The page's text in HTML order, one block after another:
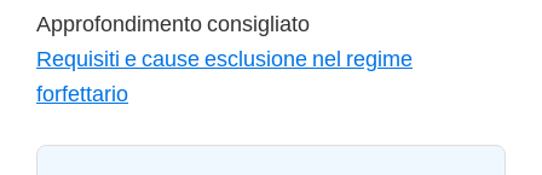
Approfondimento consigliato
Requisiti e cause esclusione nel regime
forfettario